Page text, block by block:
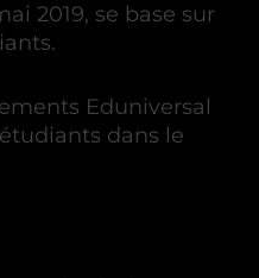
2019, se base sur
Eduniversal
dans le